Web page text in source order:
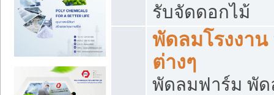
รับจัดดอกไม้
พัดลมโรงงา
ต่างๆ
พัดลมฟาร์ม พัด